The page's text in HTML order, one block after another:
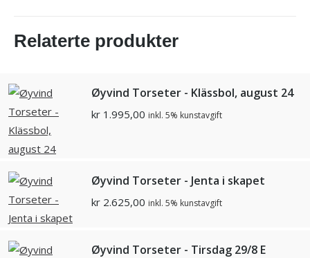
Relaterte produkter
Øyvind Torseter - Klässbol, august 24
kr 1.995,00 inkl. 5% kunstavgift
Øyvind Torseter - Jenta i skapet
kr 2.625,00 inkl. 5% kunstavgift
Øyvind Torseter - Tirsdag 29/8 E